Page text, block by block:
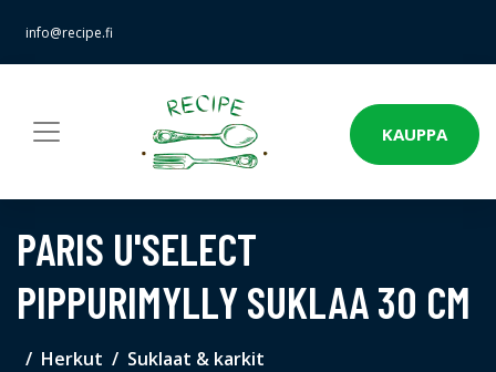
info@recipe.fi
KAUPPA
PARIS U'SELECT
PIPPURIMYLLY SUKLAA 30 CM
Herkut Suklaat & karkit